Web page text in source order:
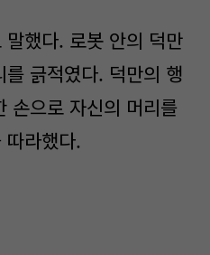
했다. 로봇 안의 덕만
긁적였다. 덕만의 행
손으로 자신의 머리를
따라했다.